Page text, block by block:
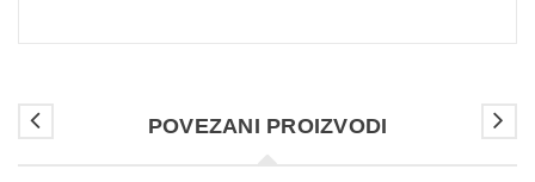
POVEZANI PROIZVODI